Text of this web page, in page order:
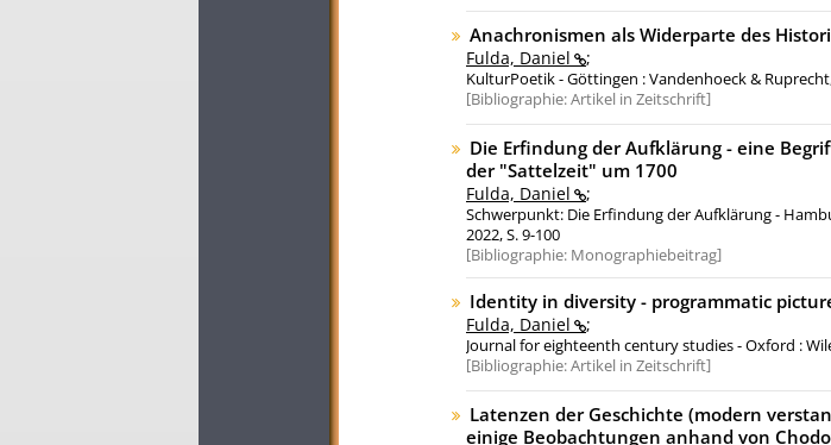
Anachronismen als Widerparte des
Fulda, Daniel ;
KulturPoetik - Göttingen : Vandenhoeck &
Bibliographie:Artikel in Zeitschrift
Die Erfindung der Aufklärung - eine
der "Sattelzeit" um 1700
Fulda, Daniel ;
Schwerpunkt: Die Erfindung der Aufklärung -
2022, S. 9-100
Bibliographie: Monographiebeitrag
Identity in diversity - programmatic
Fulda, Daniel ;
Journal for eighteenth century studies - Oxford :
Bibliographie:Artikel in Zeitschrift
Latenzen der Geschichte (modern
einige Beobachtungen anhand von